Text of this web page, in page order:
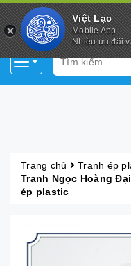
Việt Lạc
Mobile App
Nhiều ưu đãi
Trang chủ
Tranh ép
Tranh Ngọc Hoàng
ép plastic